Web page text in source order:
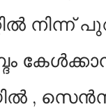
നിന്ന്
,